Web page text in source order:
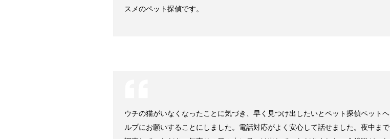
スメのペット探偵です。
ウチの猫がいなくなったことに気づき、早く見つけ出したいとペット探偵ペットヘ
ルプにお願いすることにしました。電話対応がよく安心して話せました。夜中まで